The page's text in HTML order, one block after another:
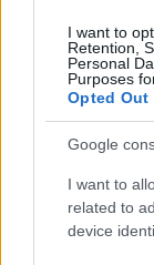
I want to
Retention,
Personal
Purposes
Opted Out
Google
I want to
related to
device
„NEM